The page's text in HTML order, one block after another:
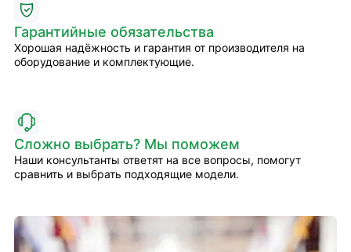
Гарантийные обязательства
Хорошая надёжность и гарантия от производителя на
оборудование и комплектующие.
Сложно выбрать? Мы поможем
Наши консультанты ответят на все вопросы, помогут
сравнить и выбрать подходящие модели.